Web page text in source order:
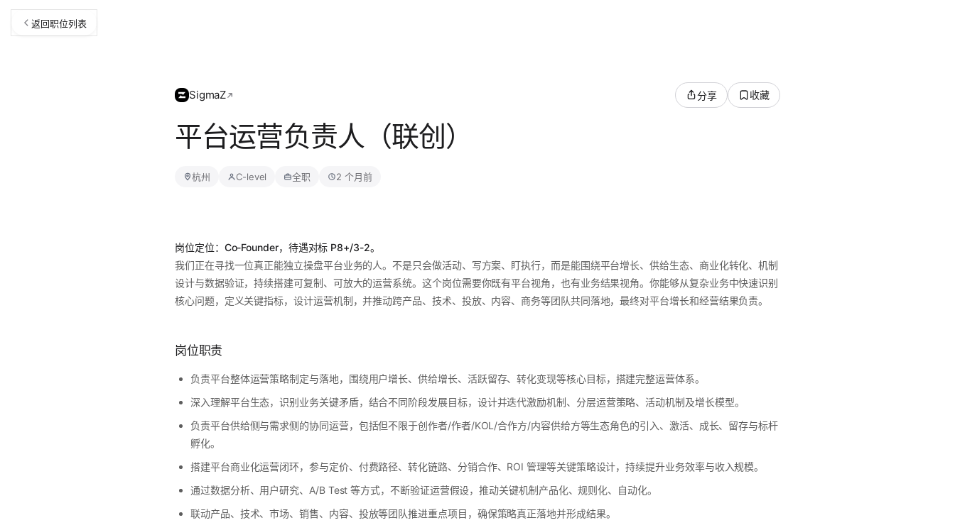
返回职位列表
SigmaZ 分享 收藏
平台运营负责人（联创）
杭州 C-level 全职 2 个月前
岗位定位：Co-Founder，待遇对标 P8+/3-2。
我们正在寻找一位真正能独立操盘平台业务的人。不是只会做活动、写方案、盯执行，而是能围绕平台增长、供给生态、商业化转化、机制
设计与数据验证，持续搭建可复制、可放大的运营系统。这个岗位需要你既有平台视角，也有业务结果视角。你能够从复杂业务中快速识别
核心问题，定义关键指标，设计运营机制，并推动跨产品、技术、投放、内容、商务等团队共同落地，最终对平台增长和经营结果负责。
岗位职责
负责平台整体运营策略制定与落地，围绕用户增长、供给增长、活跃留存、转化变现等核心目标，搭建完整运营体系。
深入理解平台生态，识别业务关键矛盾，结合不同阶段发展目标，设计并迭代激励机制、分层运营策略、活动机制及增长模型。
负责平台供给侧与需求侧的协同运营，包括但不限于创作者/作者/KOL/合作方/内容供给方等生态角色的引入、激活、成长、留存与标杆
孵化。
搭建平台商业化运营闭环，参与定价、付费路径、转化链路、分销合作、ROI 管理等关键策略设计，持续提升业务效率与收入规模。
通过数据分析、用户研究、A/B Test 等方式，不断验证运营假设，推动关键机制产品化、规则化、自动化。
联动产品、技术、市场、销售、内容、投放等团队推进重点项目，确保策略真正落地并形成结果。